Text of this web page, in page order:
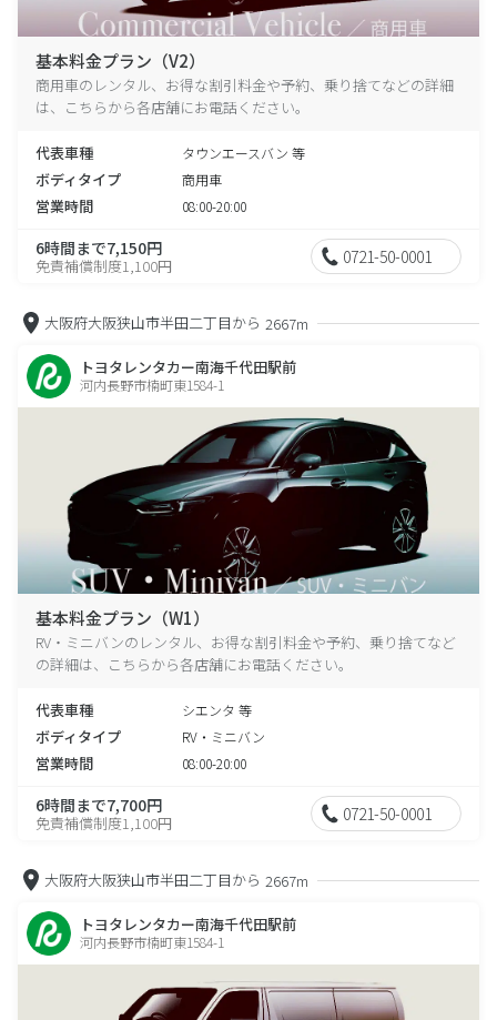
基本料金プラン（V2）
商用車のレンタル、お得な割引料金や予約、乗り捨てなどの詳細
は、こちらから各店舗にお電話ください。
代表車種 タウンエースバン 等
ボディタイプ 商用車
営業時間 08:00-20:00
6時間まで7,150円
免責補償制度1,100円 0721-50-0001
大阪府大阪狭山市半田二丁目から 2667m
トヨタレンタカー南海千代田駅前
河内長野市楠町東1584-1
基本料金プラン（W1）
RV・ミニバンのレンタル、お得な割引料金や予約、乗り捨てなど
の詳細は、こちらから各店舗にお電話ください。
代表車種 シエンタ 等
ボディタイプ RV・ミニバン
営業時間 08:00-20:00
6時間まで7,700円
免責補償制度1,100円 0721-50-0001
大阪府大阪狭山市半田二丁目から 2667m
トヨタレンタカー南海千代田駅前
河内長野市楠町東1584-1